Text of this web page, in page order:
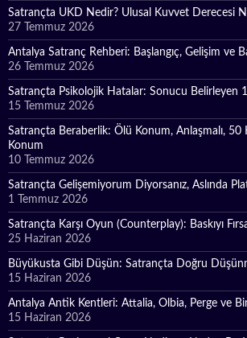
Satrançta UKD Nedir? Ulusal Kuvvet Derecesi
27 Temmuz 2026
Antalya Satranç Rehberi: Başlangıç, Gelişim ve
26 Temmuz 2026
Satrançta Psikolojik Hatalar: Sonucu Belirleyen
15 Temmuz 2026
Satrançta Beraberlik: Ölü Konum, Anlaşmalı, 50
Konum
10 Temmuz 2026
Satrançta Gelişemiyorum Diyorsanız, Aslında
1 Temmuz 2026
Satrançta Karşı Oyun (Counterplay): Baskıyı
25 Haziran 2026
Büyükusta Gibi Düşün: Satrançta Doğru
15 Haziran 2026
Antalya Antik Kentleri: Attalia, Olbia, Perge ve
15 Haziran 2026